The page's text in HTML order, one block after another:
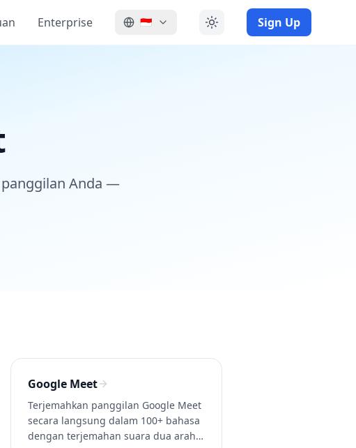
Enterprise 🇮🇩 Sign Up
panggilan Anda —
Google Meet
Terjemahkan panggilan Google Meet
secara langsung dalam 100+ bahasa
dengan terjemahan suara dua arah